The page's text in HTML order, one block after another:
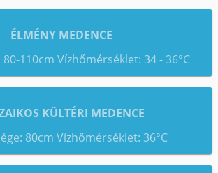
ÉLMÉNY MEDENCE
110cm Vízhőmérséklet: 34 - 36°C
KÜLTÉRI MEDENCE
80cm Vízhőmérséklet: 36°C